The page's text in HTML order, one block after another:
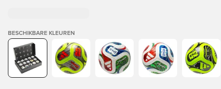
BESCHIKBARE KLEUREN